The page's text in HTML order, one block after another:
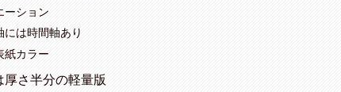
ーション
には時間軸あり
紙カラー
厚さ半分の軽量版